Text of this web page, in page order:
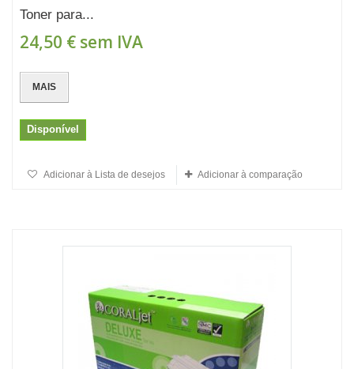
Toner para...
24,50 € sem IVA
MAIS
Disponível
Adicionar à Lista de desejos Adicionar à comparação